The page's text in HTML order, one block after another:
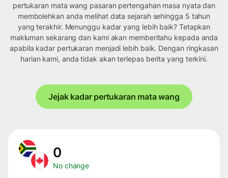
pertukaran mata wang pasaran pertengahan masa nyata dan
membolehkan anda melihat data sejarah sehingga 5 tahun
yang terakhir. Menunggu kadar yang lebih baik? Tetapkan
makluman sekarang dan kami akan memberitahu kepada anda
apabila kadar pertukaran menjadi lebih baik. Dengan ringkasan
harian kami, anda tidak akan terlepas berita yang terkini.
Jejak kadar pertukaran mata wang
0
No change